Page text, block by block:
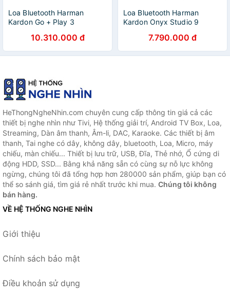
Loa Bluetooth Harman
Kardon Go + Play 3
10.310.000 đ
Loa Bluetooth Harman
Kardon Onyx Studio 9
7.790.000 đ
HeThongNgheNhin.com chuyên cung cấp thông tin giá cả các
thiết bị nghe nhìn như Tivi, Hệ thống giải trí, Android TV Box, Loa,
Streaming, Dàn âm thanh, Âm-li, DAC, Karaoke. Các thiết bị âm
thanh, Tai nghe có dây, không dây, bluetooth, Loa, Micro, máy
chiếu, màn chiếu... Thiết bị lưu trữ, USB, Đĩa, Thẻ nhớ, Ổ cứng di
động HDD, SSD... Bằng khả năng sẵn có cùng sự nỗ lực không
ngừng, chúng tôi đã tổng hợp hơn 280000 sản phẩm, giúp bạn có
thể so sánh giá, tìm giá rẻ nhất trước khi mua. Chúng tôi không
bán hàng.
VỀ HỆ THỐNG NGHE NHÌN
Giới thiệu
Chính sách bảo mật
Điều khoản sử dụng